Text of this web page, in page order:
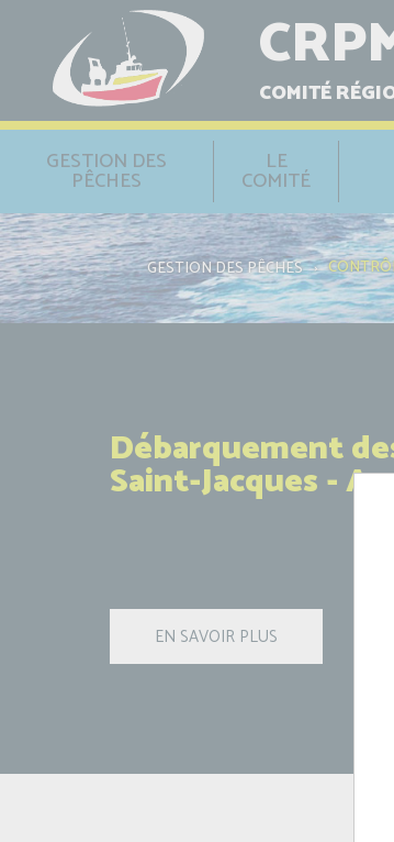
COMITÉ
GESTION DES
PÊCHES
LE
COMITÉ
GESTION DES PÊCHES ›
Débarquement
Saint-Jacques -